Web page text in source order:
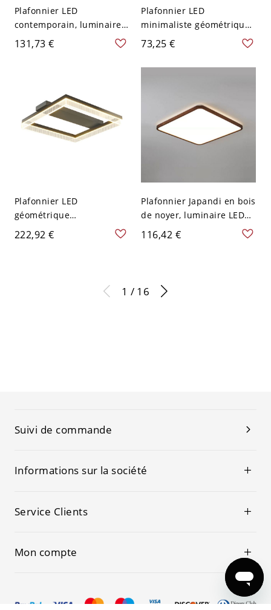
Plafonnier LED
contemporain, luminaire
géométrique extra-plat
131,73 €
Plafonnier LED
minimaliste géométrique,
design à lueur latérale
V-120 V Carré Blanc
73,25 €
Plafonnier LED
géométrique
contemporain, luminaire
de plafond carré
222,92 €
Plafonnier Japandi en bois
de noyer, luminaire LED
ultra-fin à diffusion douce
- 110 V-120 V 46,99 cm
116,42 €
1 / 16
Suivi de commande
Informations sur la société
Service Clients
Mon compte